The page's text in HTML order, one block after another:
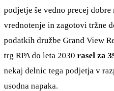
podjetje še vedno precej dobre
vrednotenje in zagotovi tržne
podatkih družbe Grand View
trg RPA do leta 2030 rasel za
nekaj delnic tega podjetja v
usodna napaka.